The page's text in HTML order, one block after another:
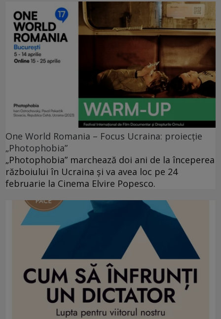
One World Romania – Focus Ucraina: proiecție
„Photophobia”
„Photophobia” marchează doi ani de la începerea
războiului în Ucraina și va avea loc pe 24
februarie la Cinema Elvire Popesco.